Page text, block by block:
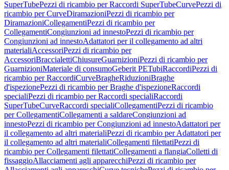
SuperTubePezzi di ricambio per Raccordi SuperTubeCurvePezzi di
ricambio per CurveDiramazioniPezzi di ricambio per
DiramazioniCollegamentiPezzi di ricambio per
CollegamentiCongiunzioni ad innestoPezzi di ricambio per
Congiunzioni ad innestoAdattatori per il collegamento ad altri
materialiAccessoriPezzi di ricambio per
AccessoriBraccialettiChiusureGuarnizioniPezzi di ricambio per
GuarnizioniMateriale di consumoGeberit PETubiRaccordiPezzi di
ricambio per RaccordiCurveBragheRiduzioniBraghe
d'ispezionePezzi di ricambio per Braghe d'ispezioneRaccordi
specialiPezzi di ricambio per Raccordi specialiRaccordi
SuperTubeCurveRaccordi specialiCollegamentiPezzi di ricambio
per CollegamentiCollegamenti a saldareCongiunzioni ad
innestoPezzi di ricambio per Congiunzioni ad innestoAdattatori per
il collegamento ad altri materialiPezzi di ricambio per Adattatori per
il collegamento ad altri materialiCollegamenti filettatiPezzi di
ricambio per Collegamenti filettatiCollegamenti a flangiaColletti di
fissaggioAllacciamenti agli apparecchiPezzi di ricambio per